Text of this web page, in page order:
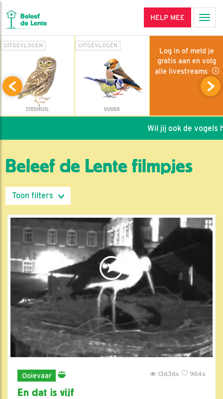
HELP MEE
UITGEVLOGEN
STEENUIL
UITGEVLOGEN
VIJVER
Log in of meld je
gratis aan en volg
alle livestreams
Wil jij ook de vogels
Beleef de Lente filmpjes
Ooievaar 964x
13636x
En dat is vijf